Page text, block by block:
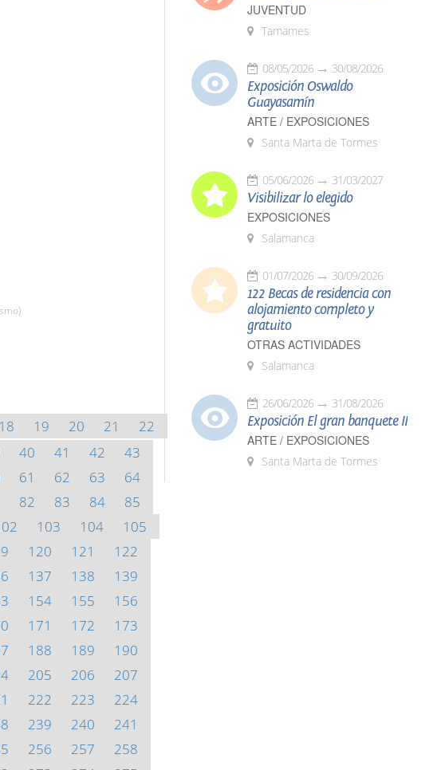
18 19 20 21
22
40 41 42
43
61 62 63
64
82 83 84
85
103 104
105
120 121
122
137 138
139
154 155
156
171 172
173
188 189
190
205 206
207
222 223
224
239 240
241
256 257
258
JUVENTUD
Tamames
08/05/2026 30/08/2026
Exposición Oswaldo
Guayasamín
ARTE / EXPOSICIONES
Santa Marta de Tormes
05/06/2026 31/03/2027
Visibilizar lo elegido
EXPOSICIONES
Salamanca
01/07/2026 30/09/2026
122 Becas de residencia con
alojamiento completo y
gratuito
OTRAS ACTIVIDADES
Salamanca
26/06/2026 31/08/2026
Exposición El gran banquete II
ARTE / EXPOSICIONES
Santa Marta de Tormes